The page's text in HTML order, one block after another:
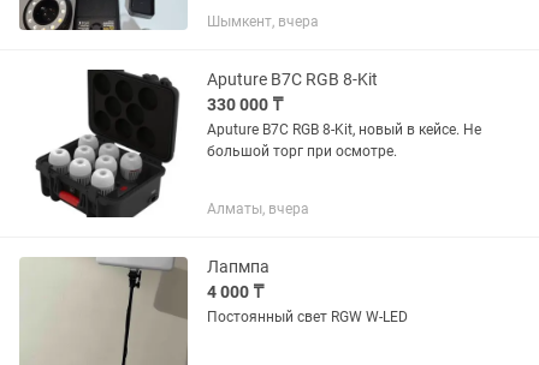
официально, на руках есть
июне...
Шымкент, вчера
Aputure B7C RGB 8-Kit
330 000 ₸
Aputure B7C RGB 8-Kit, новый в кейсе. Не
большой торг при осмотре.
Алматы, вчера
Лапмпа
4 000 ₸
Постоянный свет RGW W-LED